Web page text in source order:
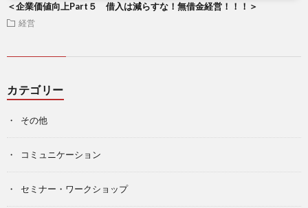
＜企業価値向上Part５ 借入は減らすな！無借金経営！！！＞
経営
カテゴリー
その他
コミュニケーション
セミナー・ワークショップ